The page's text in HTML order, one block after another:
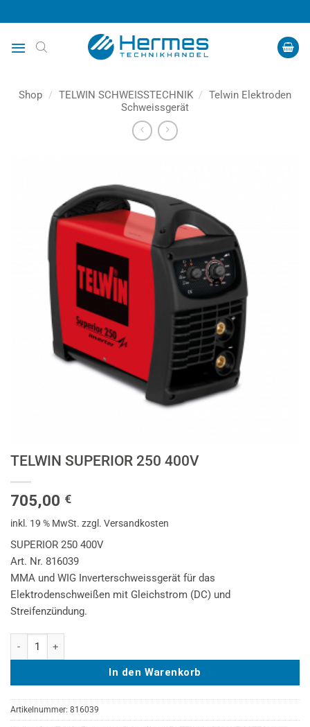
Inhalt
springen
Shop / TELWIN SCHWEISSTECHNIK / Telwin Elektroden
Schweissgerät
TELWIN SUPERIOR 250 400V
705,00 €
inkl. 19 % MwSt. zzgl. Versandkosten
SUPERIOR 250 400V
Art. Nr. 816039
MMA und WIG Inverterschweissgerät für das
Elektrodenschweißen mit Gleichstrom (DC) und
Streifenzündung.
In den Warenkorb
Artikelnummer: 816039